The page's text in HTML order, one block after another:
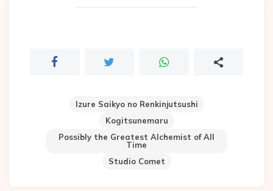
Izure Saikyo no Renkinjutsushi
Kogitsunemaru
Possibly the Greatest Alchemist of All
Time
Studio Comet